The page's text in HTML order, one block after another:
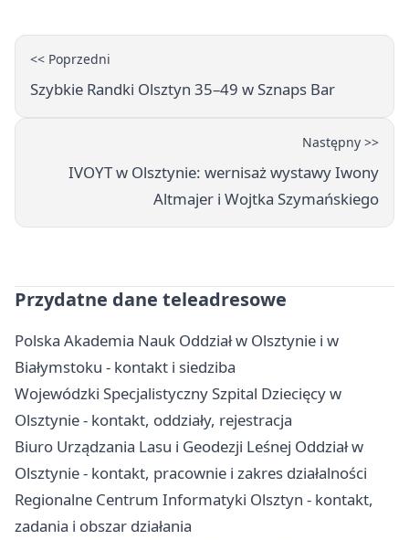
<< Poprzedni
Szybkie Randki Olsztyn 35–49 w Sznaps Bar
Następny >>
IVOYT w Olsztynie: wernisaż wystawy Iwony
Altmajer i Wojtka Szymańskiego
Przydatne dane teleadresowe
Polska Akademia Nauk Oddział w Olsztynie i w
Białymstoku - kontakt i siedziba
Wojewódzki Specjalistyczny Szpital Dziecięcy w
Olsztynie - kontakt, oddziały, rejestracja
Biuro Urządzania Lasu i Geodezji Leśnej Oddział w
Olsztynie - kontakt, pracownie i zakres działalności
Regionalne Centrum Informatyki Olsztyn - kontakt,
zadania i obszar działania